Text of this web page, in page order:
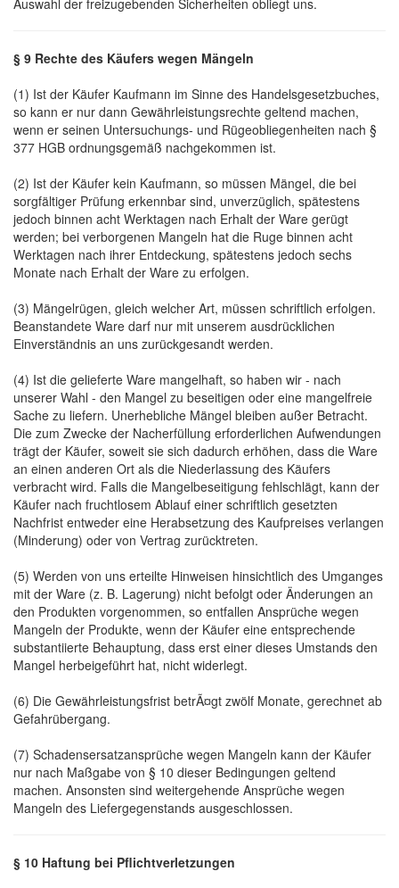
Auswahl der freizugebenden Sicherheiten obliegt uns.
§ 9 Rechte des Käufers wegen Mängeln
(1) Ist der Käufer Kaufmann im Sinne des Handelsgesetzbuches,
so kann er nur dann Gewährleistungsrechte geltend machen,
wenn er seinen Untersuchungs- und Rügeobliegenheiten nach §
377 HGB ordnungsgemäß nachgekommen ist.
(2) Ist der Käufer kein Kaufmann, so müssen Mängel, die bei
sorgfältiger Prüfung erkennbar sind, unverzüglich, spätestens
jedoch binnen acht Werktagen nach Erhalt der Ware gerügt
werden; bei verborgenen Mangeln hat die Ruge binnen acht
Werktagen nach ihrer Entdeckung, spätestens jedoch sechs
Monate nach Erhalt der Ware zu erfolgen.
(3) Mängelrügen, gleich welcher Art, müssen schriftlich erfolgen.
Beanstandete Ware darf nur mit unserem ausdrücklichen
Einverständnis an uns zurückgesandt werden.
(4) Ist die gelieferte Ware mangelhaft, so haben wir - nach
unserer Wahl - den Mangel zu beseitigen oder eine mangelfreie
Sache zu liefern. Unerhebliche Mängel bleiben außer Betracht.
Die zum Zwecke der Nacherfüllung erforderlichen Aufwendungen
trägt der Käufer, soweit sie sich dadurch erhöhen, dass die Ware
an einen anderen Ort als die Niederlassung des Käufers
verbracht wird. Falls die Mangelbeseitigung fehlschlägt, kann der
Käufer nach fruchtlosem Ablauf einer schriftlich gesetzten
Nachfrist entweder eine Herabsetzung des Kaufpreises verlangen
(Minderung) oder von Vertrag zurücktreten.
(5) Werden von uns erteilte Hinweisen hinsichtlich des Umganges
mit der Ware (z. B. Lagerung) nicht befolgt oder Änderungen an
den Produkten vorgenommen, so entfallen Ansprüche wegen
Mangeln der Produkte, wenn der Käufer eine entsprechende
substantiierte Behauptung, dass erst einer dieses Umstands den
Mangel herbeigeführt hat, nicht widerlegt.
(6) Die Gewährleistungsfrist betrÃ¤gt zwölf Monate, gerechnet ab
Gefahrübergang.
(7) Schadensersatzansprüche wegen Mangeln kann der Käufer
nur nach Maßgabe von § 10 dieser Bedingungen geltend
machen. Ansonsten sind weitergehende Ansprüche wegen
Mangeln des Liefergegenstands ausgeschlossen.
§ 10 Haftung bei Pflichtverletzungen